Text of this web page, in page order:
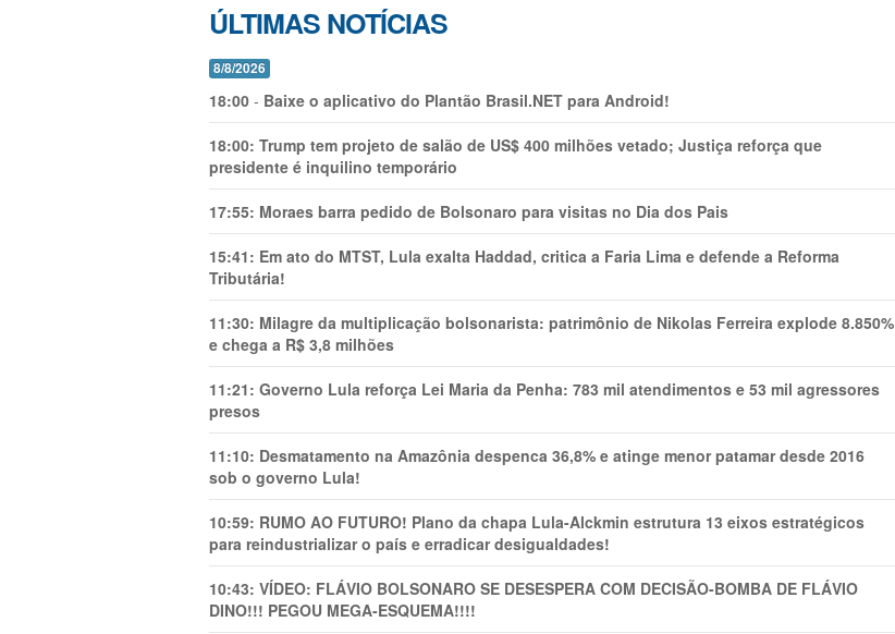
ÚLTIMAS NOTÍCIAS
8/8/2026
18:00 - Baixe o aplicativo do Plantão Brasil.NET para Android!
18:00: Trump tem projeto de salão de US$ 400 milhões vetado; Justiça reforça que
presidente é inquilino temporário
17:55: Moraes barra pedido de Bolsonaro para visitas no Dia dos Pais
15:41: Em ato do MTST, Lula exalta Haddad, critica a Faria Lima e defende a Reforma
Tributária!
11:30: Milagre da multiplicação bolsonarista: patrimônio de Nikolas Ferreira explode 8.850%
e chega a R$ 3,8 milhões
11:21: Governo Lula reforça Lei Maria da Penha: 783 mil atendimentos e 53 mil agressores
presos
11:10: Desmatamento na Amazônia despenca 36,8% e atinge menor patamar desde 2016
sob o governo Lula!
10:59: RUMO AO FUTURO! Plano da chapa Lula-Alckmin estrutura 13 eixos estratégicos
para reindustrializar o país e erradicar desigualdades!
10:43: VÍDEO: FLÁVIO BOLSONARO SE DESESPERA COM DECISÃO-BOMBA DE FLÁVIO
DINO!!! PEGOU MEGA-ESQUEMA!!!!